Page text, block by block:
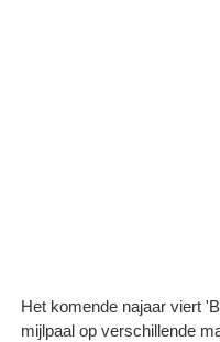
Het komende najaar viert
mijlpaal op verschillende